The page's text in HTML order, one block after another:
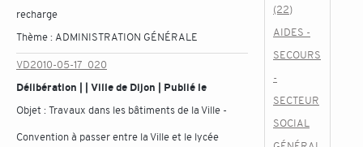
recharge
Thème : ADMINISTRATION GÉNÉRALE
VD2010-05-17_020
Délibération | | Ville de Dijon | Publié le
Objet :Travaux dans les bâtiments de la Ville -
Convention à passer entre la Ville et le lycée
(22)
AIDES -
SECOURS
-
SECTEUR
SOCIAL